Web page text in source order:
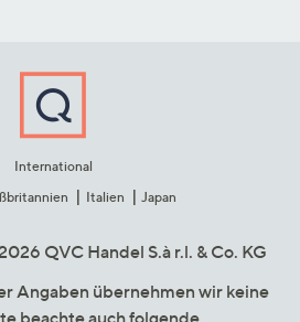
International
Italien Japan
QVC Handel S.à r.l. & Co. KG
Angaben übernehmen wir keine
beachte auch folgende